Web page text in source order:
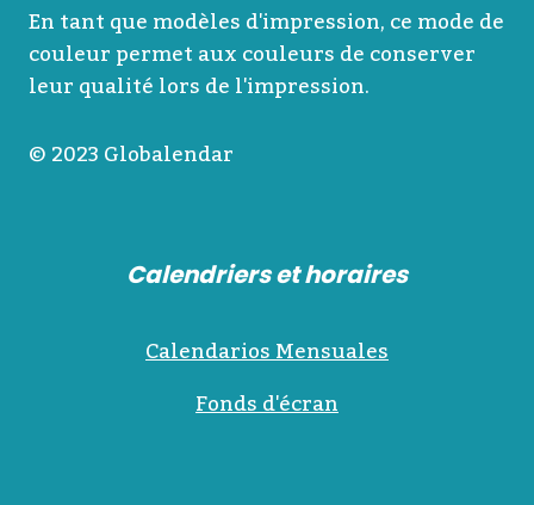
En tant que modèles d'impression, ce mode de
couleur permet aux couleurs de conserver
leur qualité lors de l'impression.
© 2023 Globalendar
Calendriers et horaires
Calendarios Mensuales
Fonds d'écran